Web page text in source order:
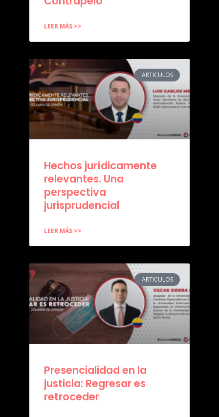
LEER MÁS >>
ARTICULOS
Hechos jurídicamente
relevantes. Una
perspectiva
jurisprudencial
LEER MÁS >>
ARTICULOS
Presencialidad en la
justicia: Regresar es
retroceder